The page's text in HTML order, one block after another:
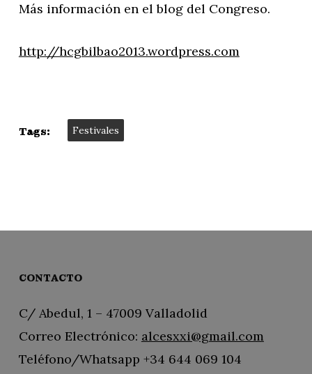
Más información en el blog del Congreso.
http://hcgbilbao2013.wordpress.com
Tags: Festivales
CONTACTO
C/ Abedul, 1 – 47009 Valladolid
Correo Electrónico: alcesxxi@gmail.com
Teléfono/Whatsapp +34 644 069 104